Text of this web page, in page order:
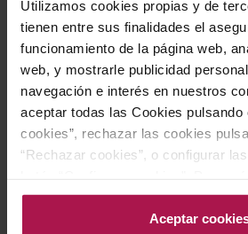
Utilizamos cookies propias y de
tienen entre sus finalidades el
funcionamiento de la página web,
web, y mostrarle publicidad
navegación e interés en nuestros
aceptar todas las Cookies pulsando
cookies”, rechazar las cookies
“Rechazar cookies”, o configurar
acceda a nuestra Política de
información acceda a nuestra
Aceptar
Nº12 by Paco & Lola
-10%
Lolo
-